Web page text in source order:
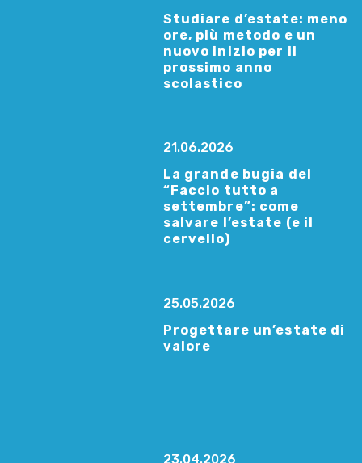
Studiare d’estate: meno
ore, più metodo e un
nuovo inizio per il
prossimo anno
scolastico
21.06.2026
La grande bugia del
“Faccio tutto a
settembre”: come
salvare l’estate (e il
cervello)
25.05.2026
Progettare un’estate di
valore
23.04.2026